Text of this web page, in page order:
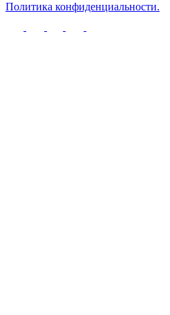
Политика конфиденциальности.